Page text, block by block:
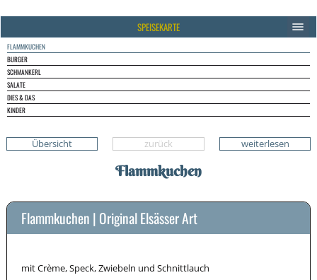
SPEISEKARTE
FLAMMKUCHEN
BURGER
SCHMANKERL
SALATE
DIES & DAS
KINDER
Übersicht zurück weiterlesen
Flammkuchen
Flammkuchen | Original Elsässer Art
mit Crème, Speck, Zwiebeln und Schnittlauch